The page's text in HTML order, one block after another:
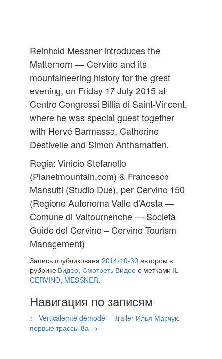
Reinhold Messner introduces the
Matterhorn — Cervino and its
mountaineering history for the great
evening, on Friday 17 July 2015 at
Centro Congressi Billia di Saint-Vincent,
where he was special guest together
with Hervé Barmasse, Catherine
Destivelle and Simon Anthamatten.
Regia: Vinicio Stefanello
(Planetmountain.com) & Francesco
Mansutti (Studio Due), per Cervino 150
(Regione Autonoma Valle d’Aosta —
Comune di Valtournenche — Società
Guide del Cervino – Cervino Tourism
Management)
Запись опубликована 2014-10-30 автором в
рубрике Видео, Смотреть Видео с метками IL
CERVINO, MESSNER.
Навигация по записям
← Verticalemte démodé — trailer Илья Марчук:
первые трассы 8а →